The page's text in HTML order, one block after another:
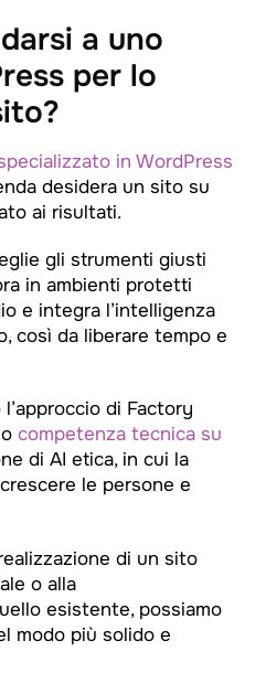
a uno
per lo
in WordPress
desidera un sito su
ai risultati.
gli strumenti giusti
in ambienti protetti
e integra l’intelligenza
così da liberare tempo e
di Factory
competenza tecnica su
di AI etica, in cui la
le persone e
di un sito
o alla
esistente, possiamo
modo più solido e